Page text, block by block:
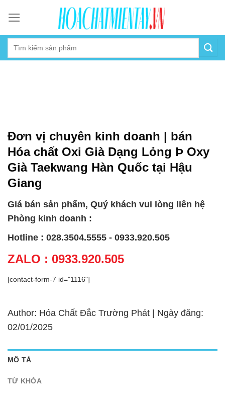
content
Đơn vị chuyên kinh doanh | bán
Hóa chất Oxi Già Dạng Lỏng Þ Oxy
Già Taekwang Hàn Quốc tại Hậu
Giang
Giá bán sản phẩm, Quý khách vui lòng liên hệ
Phòng kinh doanh :
Hotline : 028.3504.5555 - 0933.920.505
ZALO : 0933.920.505
[contact-form-7 id="1116"]
Author: Hóa Chất Đắc Trường Phát | Ngày đăng:
02/01/2025
MÔ TẢ
TỪ KHÓA